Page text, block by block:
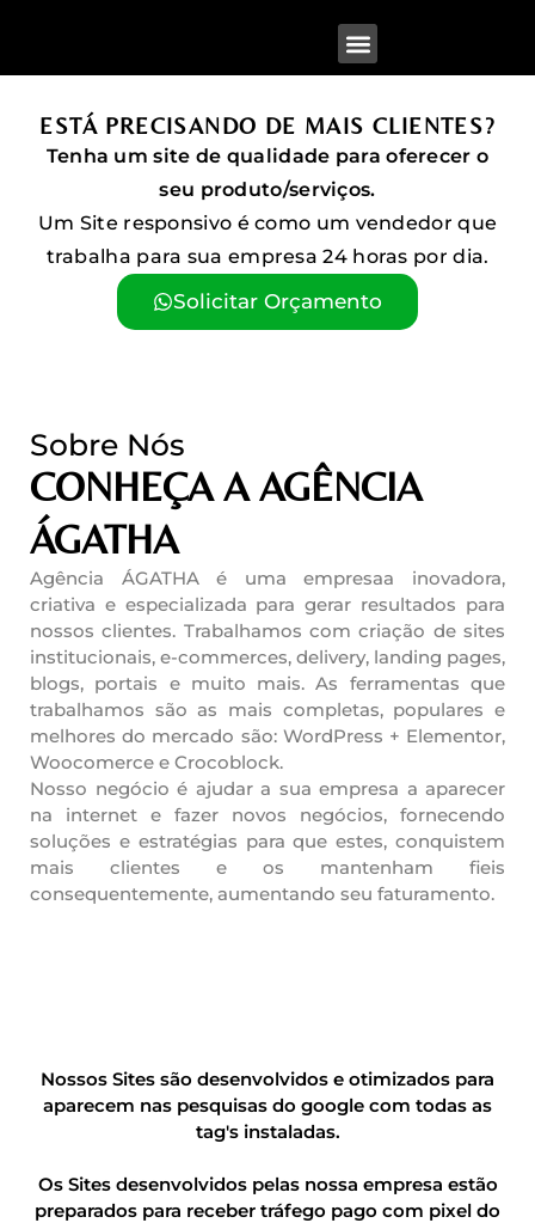
ESTÁ PRECISANDO DE MAIS CLIENTES?
Tenha um site de qualidade para oferecer o
seu produto/serviços.
Um Site responsivo é como um vendedor que
trabalha para sua empresa 24 horas por dia.
Solicitar Orçamento
Sobre Nós
CONHEÇA A AGÊNCIA
ÁGATHA
Agência ÁGATHA é uma empresaa inovadora,
criativa e especializada para gerar resultados para
nossos clientes. Trabalhamos com criação de sites
institucionais, e-commerces, delivery, landing pages,
blogs, portais e muito mais. As ferramentas que
trabalhamos são as mais completas, populares e
melhores do mercado são: WordPress + Elementor,
Woocomerce e Crocoblock.
Nosso negócio é ajudar a sua empresa a aparecer
na internet e fazer novos negócios, fornecendo
soluções e estratégias para que estes, conquistem
mais clientes e os mantenham fieis
consequentemente, aumentando seu faturamento.
Nossos Sites são desenvolvidos e otimizados para
aparecem nas pesquisas do google com todas as
tag's instaladas.
Os Sites desenvolvidos pelas nossa empresa estão
preparados para receber tráfego pago com pixel do